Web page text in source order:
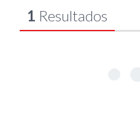
1 Resultados